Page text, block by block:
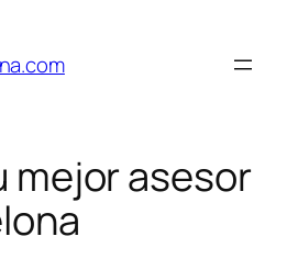
mejor asesor